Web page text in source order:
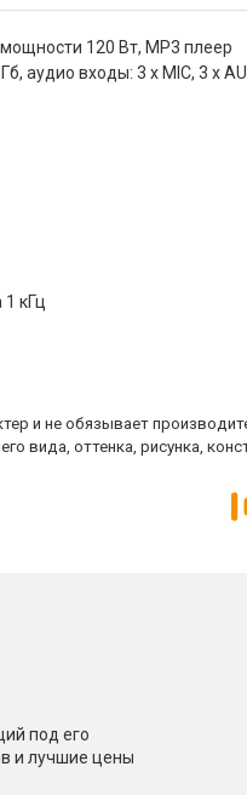
120 Вт, MP3 плеер
аудио входы: 3 х MIC, 3 х
кГц
и не обязывает
вида, оттенка, рисунка,
под его
и лучшие цены